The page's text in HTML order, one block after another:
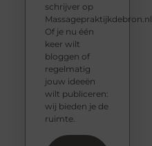
schrijver op
Massagepraktijkdebron.nl.
Of je nu één
keer wilt
bloggen of
regelmatig
jouw ideeën
wilt publiceren:
wij bieden je de
ruimte.